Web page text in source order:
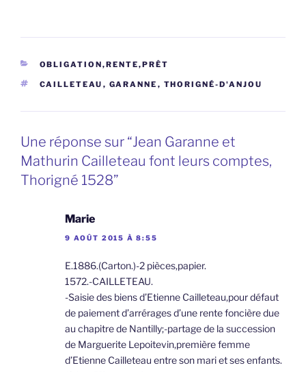
CATÉGORIES
OBLIGATION,RENTE,PRÊT
ÉTIQUETTES
CAILLETEAU , GARANNE , THORIGNÉ-D'ANJOU
Une réponse sur “Jean Garanne et
Mathurin Cailleteau font leurs comptes,
Thorigné 1528”
Marie
9 AOÛT 2015 À 8:55
E.1886.(Carton.)-2 pièces,papier.
1572.-CAILLETEAU.
-Saisie des biens d’Etienne Cailleteau,pour défaut
de paiement d’arrérages d’une rente foncière due
au chapitre de Nantilly;-partage de la succession
de Marguerite Lepoitevin,première femme
d’Etienne Cailleteau entre son mari et ses enfants.